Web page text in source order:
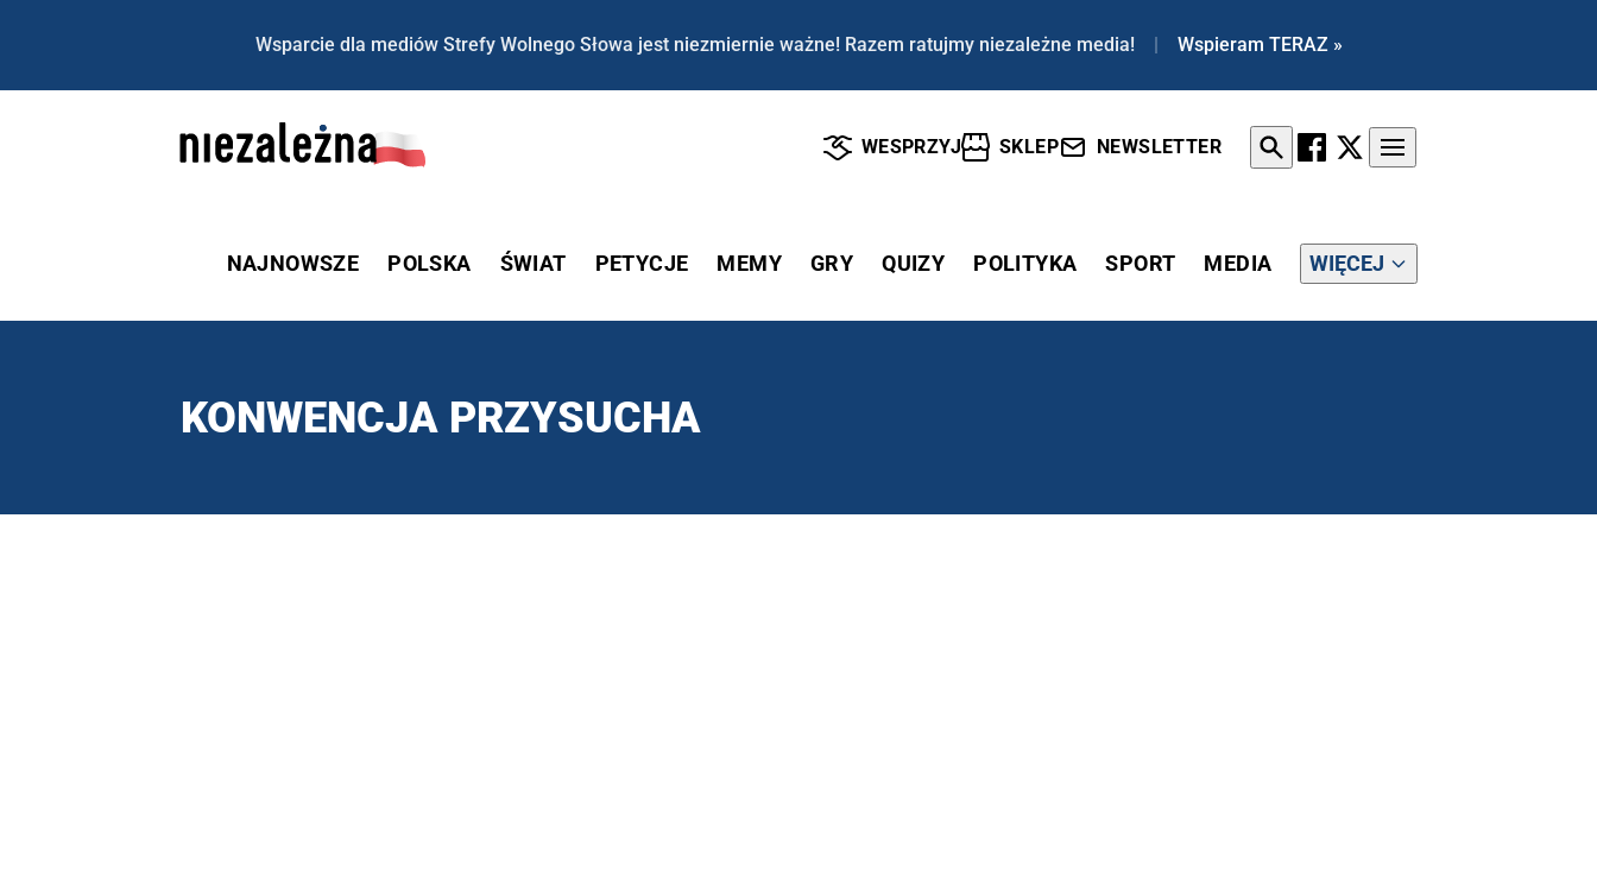
Wsparcie dla mediów Strefy Wolnego Słowa jest niezmiernie ważne! Razem ratujmy niezależne media! | Wspieram TERAZ »
WESPRZYJ SKLEP NEWSLETTER
NAJNOWSZE POLSKA ŚWIAT PETYCJE MEMY GRY QUIZY POLITYKA SPORT MEDIA WIĘCEJ
KONWENCJA PRZYSUCHA